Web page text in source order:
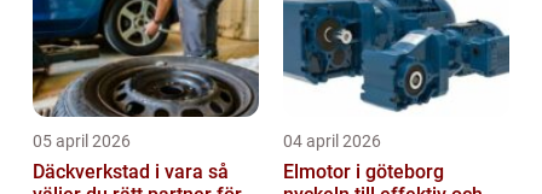
05 april 2026
Däckverkstad i vara så
04 april 2026
Elmotor i göteborg